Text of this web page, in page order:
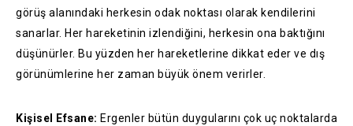
görüş alanındaki herkesin odak noktası olarak kendilerini
sanarlar. Her hareketinin izlendiğini, herkesin ona baktığını
düşünürler. Bu yüzden her hareketlerine dikkat eder ve dış
görünümlerine her zaman büyük önem verirler.
Kişisel Efsane: Ergenler bütün duygularını çok uç noktalarda